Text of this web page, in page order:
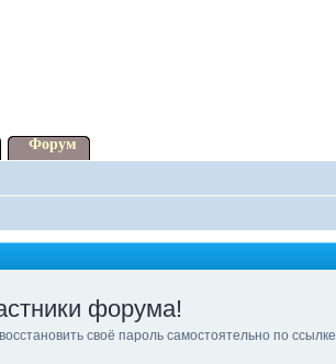
Форум
форума!
своё пароль самостоятельно по ссылке